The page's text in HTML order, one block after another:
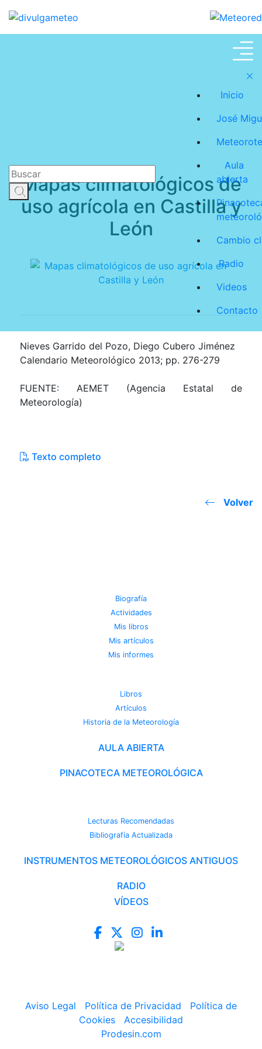
Inicio
José
Aula
abierta
Cambio
Radio
Videos
Contacto
Meteoroteca
Mapas climatológicos de
uso agrícola en Castilla y
León
Nieves Garrido del Pozo, Diego Cubero Jiménez
Calendario Meteorológico 2013; pp. 276-279
FUENTE: AEMET (Agencia Estatal de
Meteorología)
Texto completo
Volver
Biografía
Actividades
Mis libros
Mis artículos
Mis informes
Libros
Artículos
Historia de la Meteorología
AULA ABIERTA
PINACOTECA METEOROLÓGICA
Lecturas Recomendadas
Bibliografía Actualizada
INSTRUMENTOS METEOROLÓGICOS ANTIGUOS
RADIO
VÍDEOS
Aviso Legal Política de Privacidad
Política de
Cookies
Accesibilidad
Prodesin.com